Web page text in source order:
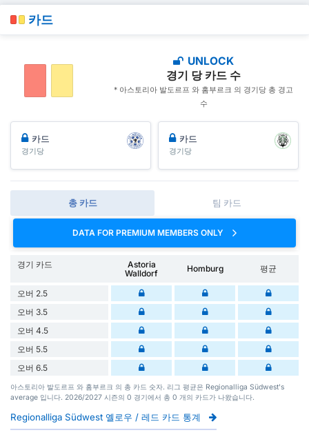
카드
UNLOCK
경기 당 카드 수
* 아스토리아 발도르프 와 홈부르크 의 경기당 총 경고
수
카드
경기당
카드
경기당
총 카드 팀 카드
DATA FOR PREMIUM MEMBERS ONLY
경기 카드
Astoria
Walldorf
Homburg 평균
오버 2.5
오버 3.5
오버 4.5
오버 5.5
오버 6.5
아스토리아 발도르프 와 홈부르크 의 총 카드 숫자. 리그 평균은 Regionalliga Südwest's
average 입니다. 2026/2027 시즌의 0 경기에서 총 0 개의 카드가 나왔습니다.
Regionalliga Südwest 옐로우 / 레드 카드 통계